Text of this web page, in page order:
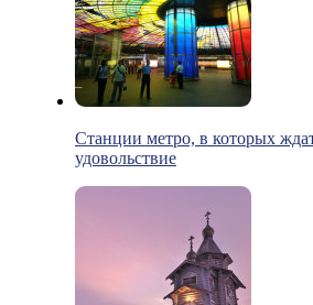
Станции метро, в которых
удовольствие